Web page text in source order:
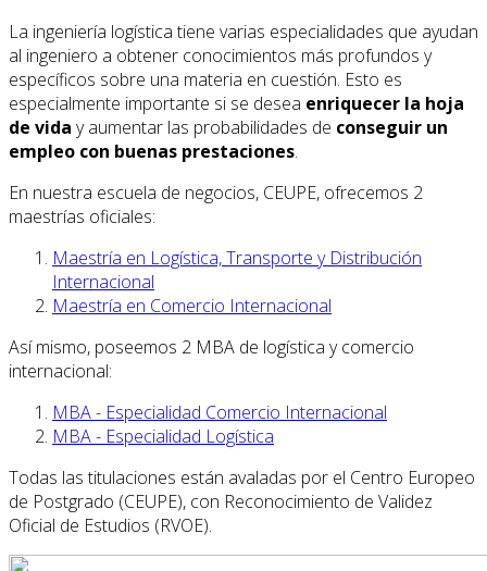
La ingeniería logística tiene varias especialidades que ayudan
al ingeniero a obtener conocimientos más profundos y
específicos sobre una materia en cuestión. Esto es
especialmente importante si se desea enriquecer la hoja
de vida y aumentar las probabilidades de conseguir un
empleo con buenas prestaciones.
En nuestra escuela de negocios, CEUPE, ofrecemos 2
maestrías oficiales:
Maestría en Logística, Transporte y Distribución
Internacional
Maestría en Comercio Internacional
Así mismo, poseemos 2 MBA de logística y comercio
internacional:
MBA - Especialidad Comercio Internacional
MBA - Especialidad Logística
Todas las titulaciones están avaladas por el Centro Europeo
de Postgrado (CEUPE), con Reconocimiento de Validez
Oficial de Estudios (RVOE).